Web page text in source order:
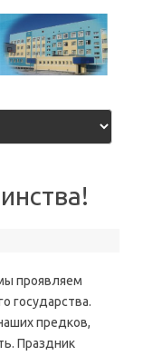
проявляем
государства.
предков,
Праздник